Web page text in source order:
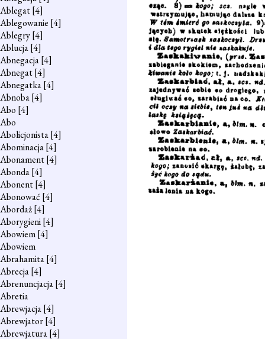
Ablegat[4]
Ablegowanie [4]
Ablegry[4]
Ablucja[4]
Abnegacja[4]
Abnegat[4]
Abnegatka[4]
Abnoba[4]
Abo [4]
Abo
Abolicjonista[4]
Abominacja[4]
Abonament[4]
Abonda[4]
Abonent[4]
Abonować [4]
Abordaż[4]
Aborygieni[4]
Abowiem[4]
Abowiem
Abrahamita[4]
Abrecja[4]
Abrenuncjacja[4]
Abretia
Abrewjacja[4]
Abrewjator[4]
Abrewjatura[4]